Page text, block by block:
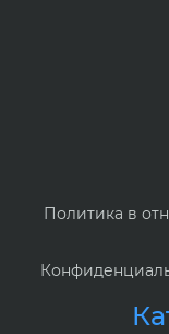
Политика в